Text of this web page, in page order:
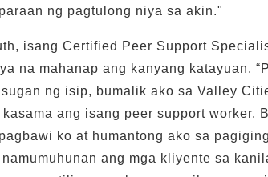
ng pagtulong niya sa akin."
isang Certified Peer Support
na mahanap ang kanyang katayuan.
ng isip, bumalik ako sa Valley
ang isang peer support worker.
ko at humantong ako sa
ang mga kliyente sa